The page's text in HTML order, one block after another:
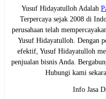
Yusuf Hidayatulloh Adalah
Terpercaya sejak 2008 di
perusahaan telah
Yusuf Hidayatulloh. Dengan
efektif, Yusuf Hidayatulloh
penjualan bisnis Anda.
Hubungi kami
Info Jasa